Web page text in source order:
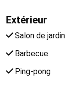
Extérieur
Salon de jardin
Barbecue
Ping-pong